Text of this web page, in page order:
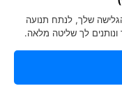
פרטיות
שלך, לנתח תנועה
ונותנים לך שליטה מלאה.